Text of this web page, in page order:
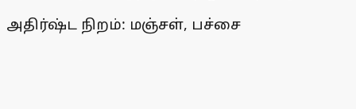
அதிர்ஷ்ட நிறம்: மஞ்சள், பச்சை